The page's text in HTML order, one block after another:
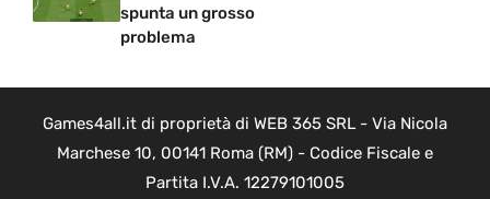
spunta un grosso
problema
Games4all.it di proprietà di WEB 365 SRL - Via Nicola
Marchese 10, 00141 Roma (RM) - Codice Fiscale e
Partita I.V.A. 12279101005